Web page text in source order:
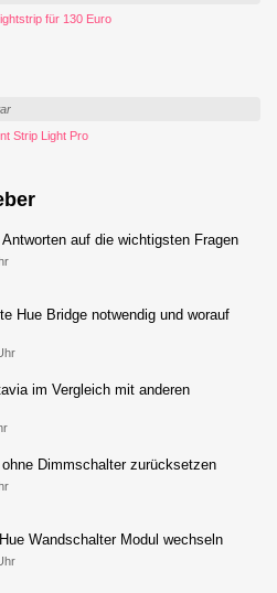
für 130 Euro
Strip Light Pro
auf die wichtigsten Fragen
Hue Bridge notwendig und worauf
im Vergleich mit anderen
Dimmschalter zurücksetzen
Wandschalter Modul wechseln